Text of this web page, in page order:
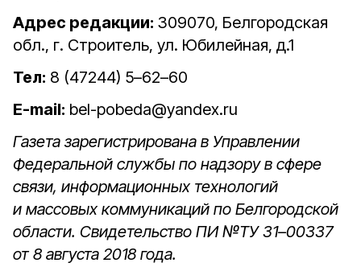
Адрес редакции: 309070, Белгородская
обл., г. Строитель, ул. Юбилейная, д.1
Тел: 8 (47244) 5–62–60
E-mail: bel-pobeda@yandex.ru
Газета зарегистрирована в Управлении
Федеральной службы по надзору в сфере
связи, информационных технологий
и массовых коммуникаций по Белгородской
области. Свидетельство ПИ №ТУ 31–00337
от 8 августа 2018 года.